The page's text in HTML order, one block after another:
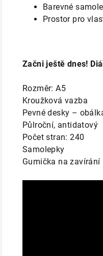
Barevné
Prostor pro
Začni ještě dnes!
Rozměr: A5
Kroužková vazba
Pevné desky –
Půlroční, antidatový
Počet stran: 240
Samolepky
Gumička na zavírání